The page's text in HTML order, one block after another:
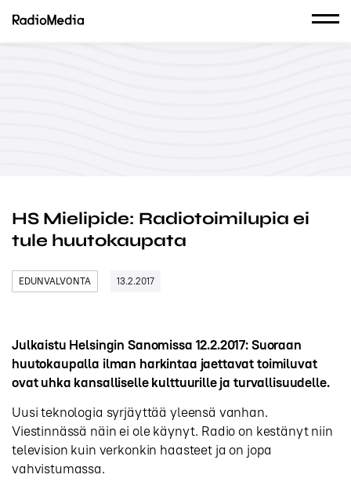
HS Mielipide: Radiotoimilupia ei
tule huutokaupata
EDUNVALVONTA 13.2.2017
Julkaistu Helsingin Sanomissa 12.2.2017: Suoraan
huutokaupalla ilman harkintaa jaettavat toimiluvat
ovat uhka kansalliselle kulttuurille ja turvallisuudelle.
Uusi teknologia syrjäyttää yleensä vanhan.
Viestinnässä näin ei ole käynyt. Radio on kestänyt niin
television kuin verkonkin haasteet ja on jopa
vahvistumassa.